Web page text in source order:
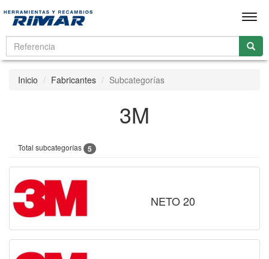
Inicio Fabricantes Subcategorías
3M
Total subcategorías 5
NETO 20